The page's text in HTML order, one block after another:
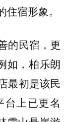
宿形象。
的民宿，更
如，柏乐朗
最初是该民
台上已更名